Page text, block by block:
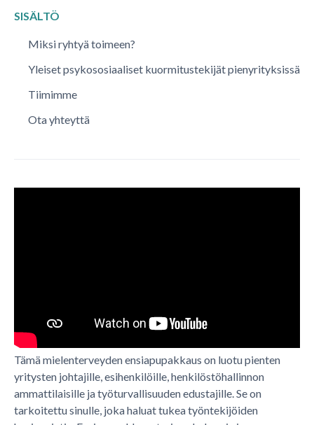
SISÄLTÖ
Miksi ryhtyä toimeen?
Yleiset psykososiaaliset kuormitustekijät pienyrityksissä
Tiimimme
Ota yhteyttä
Tämä mielenterveyden ensiapupakkaus on luotu pienten
yritysten johtajille, esihenkilöille, henkilöstöhallinnon
ammattilaisille ja työturvallisuuden edustajille. Se on
tarkoitettu sinulle, joka haluat tukea työntekijöiden